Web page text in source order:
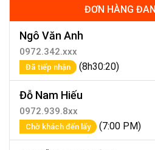
ĐƠN HÀNG
Ngô Văn Anh
0972.342.xxx
Đã tiếp nhận (8h30:20)
Đỗ Nam Hiếu
0972.939.8xx
Chờ khách đến lấy (7:00 PM)